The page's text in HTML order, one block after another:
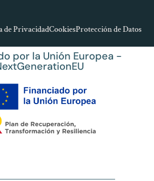
de PrivacidadCookiesProtección de Datos
por la Unión Europea -